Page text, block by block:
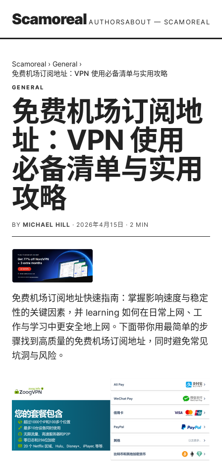
Scamoreal AUTHORSABOUT — SCAMOREAL
Scamoreal › General ›
免费机场订阅地址：VPN 使用必备清单与实用攻略
GENERAL
免费机场订阅地
址：VPN 使用
必备清单与实用
攻略
BY MICHAEL HILL · 2026年4月15日 · 2 MIN
免费机场订阅地址快速指南：掌握影响速度与稳定
性的关键因素，并 learning 如何在日常上网、工
作与学习中更安全地上网。下面带你用最简单的步
骤找到高质量的免费机场订阅地址，同时避免常见
坑洞与风险。